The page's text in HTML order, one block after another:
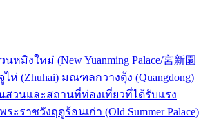
หมิงใหม่ (New Yuanming Palace/宮新園
ไห่ (Zhuhai) มณฑลกวางตุ้ง (Quangdong)
สวนและสถานที่ท่องเที่ยวที่ได้รับแรง
ะราชวังฤดูร้อนเก่า (Old Summer Palace)